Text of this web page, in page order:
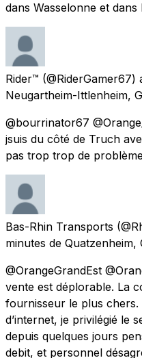
dans Wasselonne et dans
Rider™ (@RiderGamer67)
Neugartheim-Ittlenheim,
@bourrinator67
jsuis du côté de Truch
pas trop trop de
Bas-Rhin Transports
minutes de Quatzenheim,
@OrangeGrandEst
vente est déplorable. La
fournisseur le plus chers.
d’internet, je privilégié le
depuis quelques jours
debit, et personnel